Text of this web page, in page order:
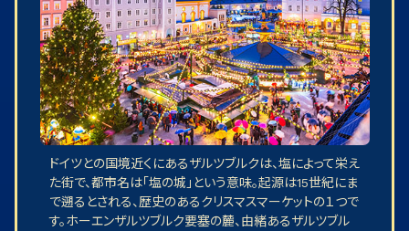
ドイツとの国境近くにあるザルツブルクは、塩によって栄え
た街で、都市名は「塩の城」という意味。起源は15世紀にま
で遡るとされる、歴史のあるクリスマスマーケットの１つで
す。ホーエンザルツブルク要塞の麓、由緒あるザルツブル